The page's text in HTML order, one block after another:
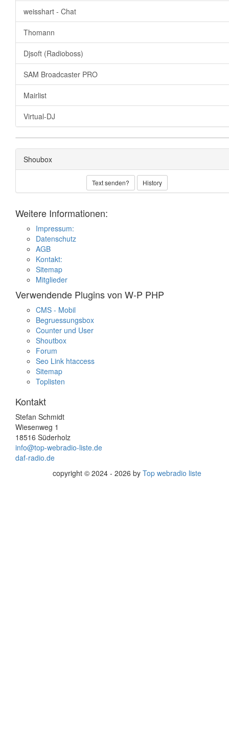
weisshart - Chat
Thomann
Djsoft (Radioboss)
SAM Broadcaster PRO
Mairlist
Virtual-DJ
Shoubox
Text senden? History
Weitere Informationen:
Impressum:
Datenschutz
AGB
Kontakt:
Sitemap
Mitglieder
Verwendende Plugins von W-P PHP
CMS - Mobil
Begruessungsbox
Counter und User
Shoutbox
Forum
Seo Link htaccess
Sitemap
Toplisten
Kontakt
Stefan Schmidt
Wiesenweg 1
18516 Süderholz
info@top-webradio-liste.de
daf-radio.de
copyright © 2024 - 2026 by Top webradio liste